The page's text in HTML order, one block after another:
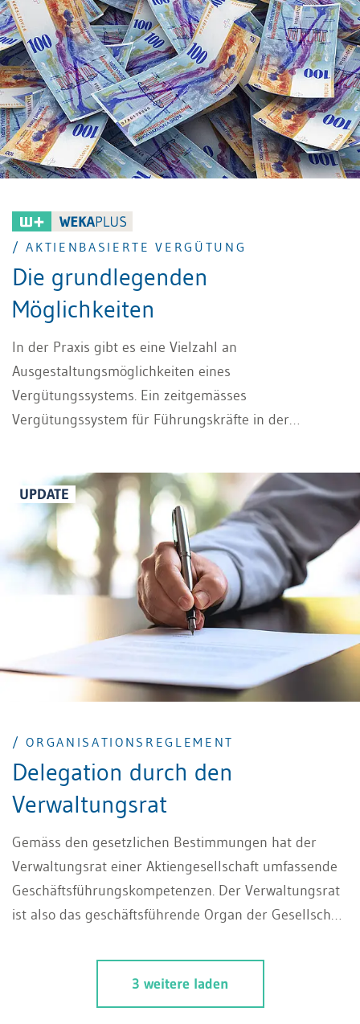
/ AKTIENBASIERTE VERGÜTUNG
Die grundlegenden
Möglichkeiten
In der Praxis gibt es eine Vielzahl an
Ausgestaltungsmöglichkeiten eines
Vergütungssystems. Ein zeitgemässes
Vergütungssystem für Führungskräfte in der
letzten Jahren auf der Ebene der
Geschäftsleitungsentschädigungen vor allem die
variablen Vergütungskomponenten einen deutlichen
Bedeutungszuwachs erhalten haben. Mehr über die
Aktienbasierte Vergütung erfahren Sie in diesem
UPDATE
/ ORGANISATIONSREGLEMENT
Delegation durch den
Verwaltungsrat
Gemäss den gesetzlichen Bestimmungen hat der
Verwaltungsrat einer Aktiengesellschaft umfassende
Geschäftsführungskompetenzen. Der Verwaltungsrat
ist also das geschäftsführende Organ der Gesellschaft
Organisationsreglements kann der Verwaltungsrat
jedoch bestimmte Aufgaben und Kompetenzen ganz
oder teilweise an Delegierte oder die Geschäftsleitung
3 weitere laden